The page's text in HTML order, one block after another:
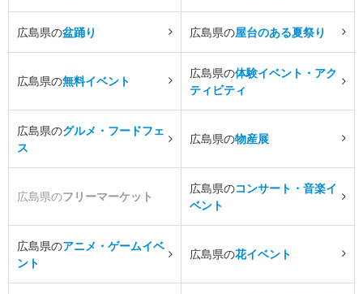
広島県の盆踊り 広島県の屋台のある夏祭り
広島県の無料イベント
広島県の体験イベント・アク
ティビティ
広島県のグルメ・フードフェ
ス
広島県の物産展
広島県のフリーマーケット
広島県のコンサート・音楽イ
ベント
広島県のアニメ・ゲームイベ
ント
広島県の花イベント